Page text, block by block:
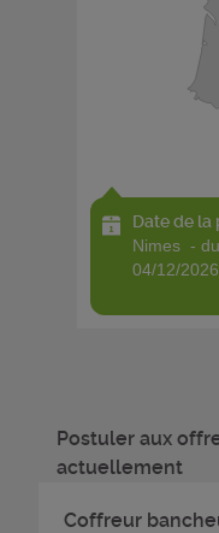
Date de la
nimes - du 28/08/2026 au
04/12/2026
Postuler aux
actuellement
Coffreur